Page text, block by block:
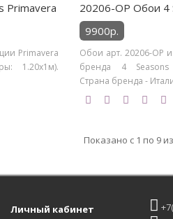
Primavera
Primavera
1.20х1м).
20206-OP Обои 4
9900р.
Обои арт. 20206-OP
бренда 4 Seasons
Страна бренда -
Показано с 1 по 9
Личный кабинет